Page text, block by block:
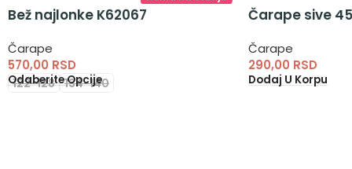
Bež najlonke K62067
Čarape
570,00 RSD
Odaberite Opcije
122-128 134-140
Čarape sive
Čarape
290,00 RSD
Dodaj U Korpu